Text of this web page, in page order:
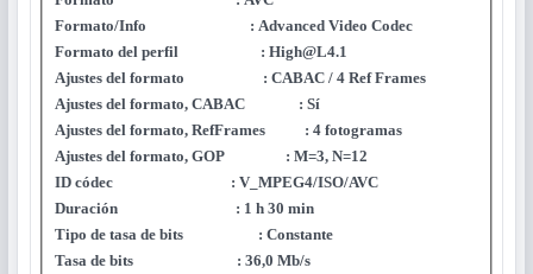
Formato/Info : Advanced Video Codec
Formato del perfil : High@L4.1
Ajustes del formato : CABAC / 4 Ref Frames
Ajustes del formato, CABAC : Sí
Ajustes del formato, RefFrames : 4 fotogramas
Ajustes del formato, GOP : M=3, N=12
ID códec : V_MPEG4/ISO/AVC
Duración : 1 h 30 min
Tipo de tasa de bits : Constante
Tasa de bits : 36,0 Mb/s